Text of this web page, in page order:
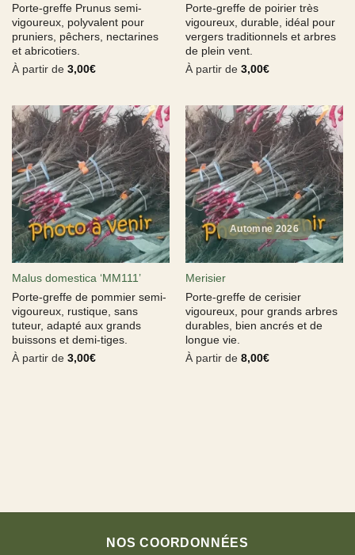
Porte-greffe Prunus semi-
vigoureux, polyvalent pour
pruniers, pêchers, nectarines
et abricotiers.
À partir de 3,00€
Porte-greffe de poirier très
vigoureux, durable, idéal pour
vergers traditionnels et arbres
de plein vent.
À partir de 3,00€
Malus domestica ‘MM111’
Porte-greffe de pommier semi-
vigoureux, rustique, sans
tuteur, adapté aux grands
buissons et demi-tiges.
À partir de 3,00€
Merisier
Porte-greffe de cerisier
vigoureux, pour grands arbres
durables, bien ancrés et de
longue vie.
À partir de 8,00€
NOS COORDONNÉES